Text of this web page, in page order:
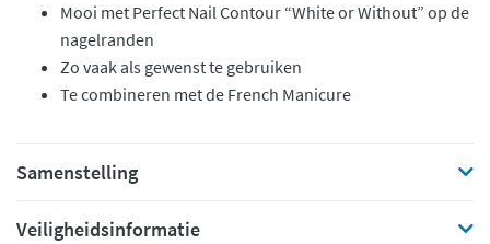
Mooi met Perfect Nail Contour “White or Without” op de
nagelranden
Zo vaak als gewenst te gebruiken
Te combineren met de French Manicure
Samenstelling
Veiligheidsinformatie